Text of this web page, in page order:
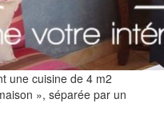
une cuisine de 4 m2
», séparée par un